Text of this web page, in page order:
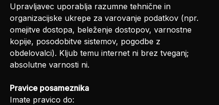
Upravljavec uporablja razumne tehnične in
organizacijske ukrepe za varovanje podatkov (npr.
omejitve dostopa, beleženje dostopov, varnostne
kopije, posodobitve sistemov, pogodbe z
obdelovalci). Kljub temu internet ni brez tveganj;
absolutne varnosti ni.
Pravice posameznika
Imate pravico do: